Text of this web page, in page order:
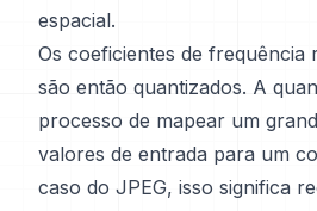
espacial.
Os coeficientes de frequência
são então quantizados. A
processo de mapear um
valores de entrada para um
caso do JPEG, isso significa